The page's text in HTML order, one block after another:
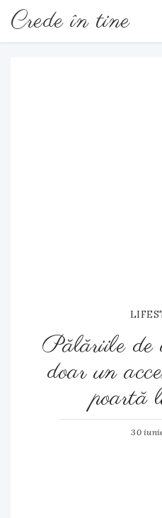
Crede în tine
Pălăriile de
doar un
poartă
30